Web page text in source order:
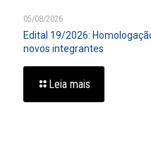
05/08/2026
Edital 19/2026:
novos integrantes
Leia mais